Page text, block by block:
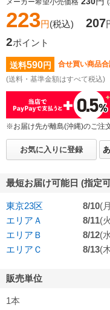
223円(税込) 207
2ポイント
送料590円 合せ買い商品
(送料・基準金額はすべて税込)
※お届け先が離島(沖縄)のご注
お気に入りに登録
最短お届け可能日 (指定
東京23区 8/10(
エリアＡ
8/11(
エリアＢ
8/12(
エリアＣ
8/13(
販売単位
1本